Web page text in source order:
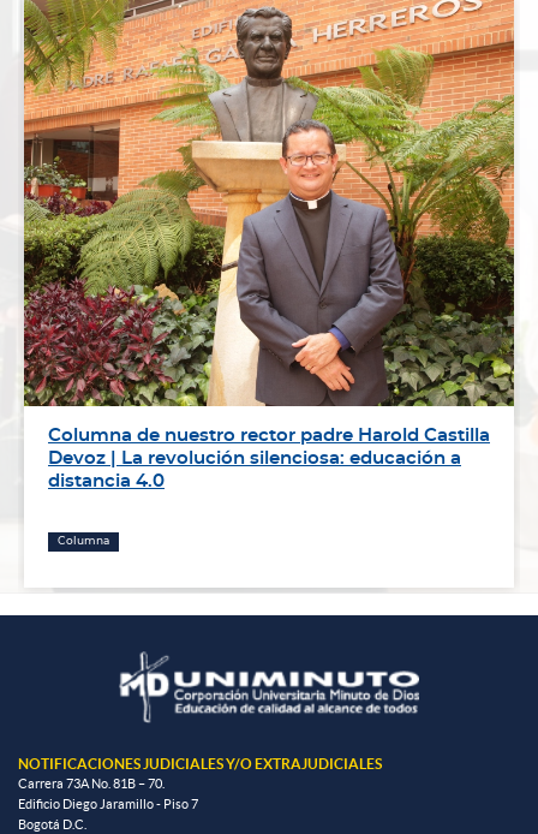
Columna de nuestro rector padre Harold Castilla
Devoz | La revolución silenciosa: educación a
distancia 4.0
Columna
NOTIFICACIONES JUDICIALES Y/O EXTRAJUDICIALES
Carrera 73A No. 81B – 70.
Edificio Diego Jaramillo - Piso 7
Bogotá D.C.